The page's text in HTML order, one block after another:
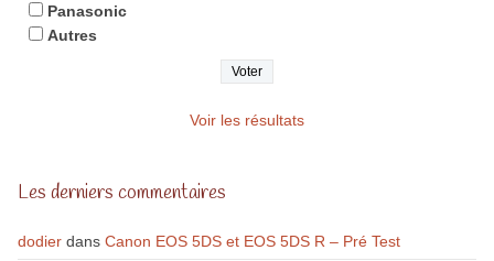
Panasonic
Autres
Voir les résultats
Les derniers commentaires
dodierdans Canon EOS 5DS et EOS 5DS R – Pré Test